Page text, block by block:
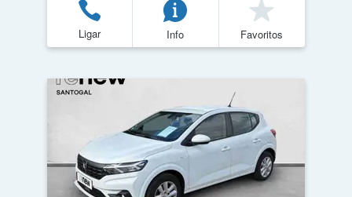
Ligar Info Favoritos